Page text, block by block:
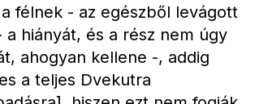
félnek - az egészből levágott
a hiányát, és a rész nem úgy
ahogyan kellene -, addig
a teljes Dvekutra